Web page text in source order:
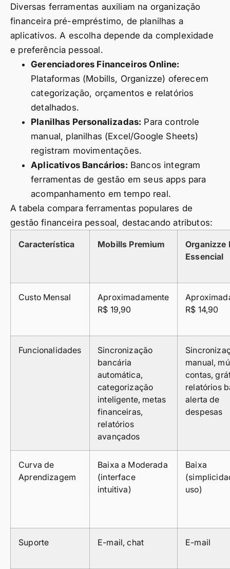
Diversas ferramentas auxiliam na organização
financeira pré-empréstimo, de planilhas a
aplicativos. A escolha depende da complexidade
e preferência pessoal.
Gerenciadores Financeiros Online:
Plataformas (Mobills, Organizze) oferecem
categorização, orçamentos e relatórios
detalhados.
Planilhas Personalizadas: Para controle
manual, planilhas (Excel/Google Sheets)
registram movimentações.
Aplicativos Bancários: Bancos integram
ferramentas de gestão em seus apps para
acompanhamento em tempo real.
A tabela compara ferramentas populares de
gestão financeira pessoal, destacando atributos:
Característica Mobills Premium
Organizze
Essencial
Custo Mensal
Aproximadamente
R$ 19,90
R$ 14,90
Funcionalidades
Sincronização
bancária
automática,
categorização
inteligente, metas
financeiras,
relatórios
avançados
manual,
contas,
relatórios
alerta de
despesas
Curva de
Aprendizagem
Baixa a Moderada
(interface
intuitiva)
Baixa
uso)
Suporte E-mail, chat E-mail